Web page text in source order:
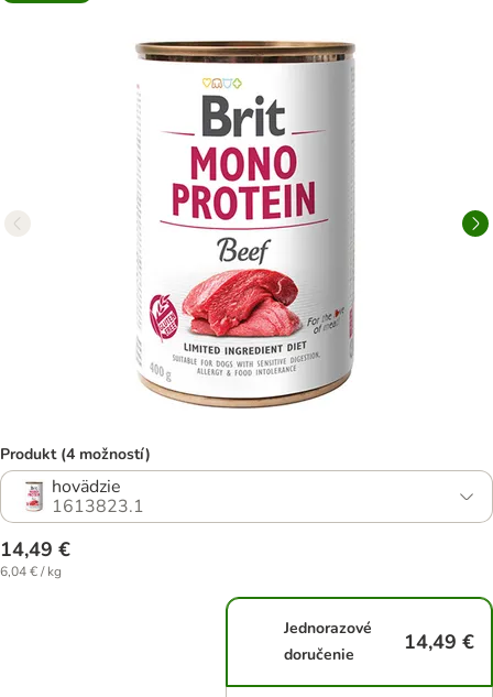
Produkt (4 možností)
hovädzie
1613823.1
14,49 €
6,04 € / kg
Jednorazové
doručenie
14,49 €